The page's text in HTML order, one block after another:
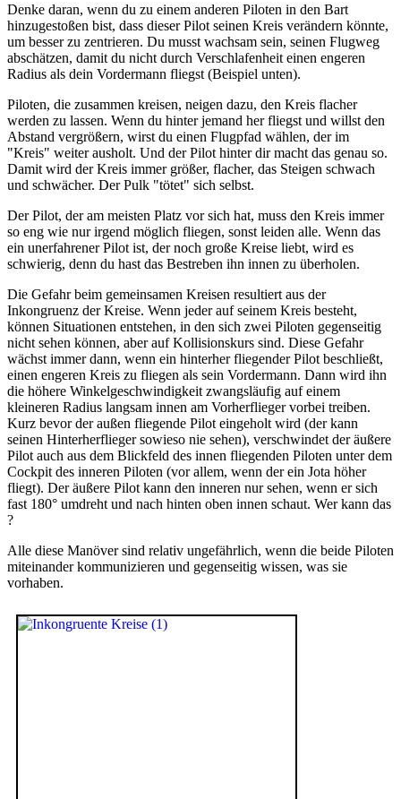
Denke daran, wenn du zu einem anderen Piloten in den Bart
hinzugestoßen bist, dass dieser Pilot seinen Kreis verändern könnte,
um besser zu zentrieren. Du musst wachsam sein, seinen Flugweg
abschätzen, damit du nicht durch Verschlafenheit einen engeren
Radius als dein Vordermann fliegst (Beispiel unten).
Piloten, die zusammen kreisen, neigen dazu, den Kreis flacher
werden zu lassen. Wenn du hinter jemand her fliegst und willst den
Abstand vergrößern, wirst du einen Flugpfad wählen, der im
"Kreis" weiter ausholt. Und der Pilot hinter dir macht das genau so.
Damit wird der Kreis immer größer, flacher, das Steigen schwach
und schwächer. Der Pulk "tötet" sich selbst.
Der Pilot, der am meisten Platz vor sich hat, muss den Kreis immer
so eng wie nur irgend möglich fliegen, sonst leiden alle. Wenn das
ein unerfahrener Pilot ist, der noch große Kreise liebt, wird es
schwierig, denn du hast das Bestreben ihn innen zu überholen.
Die Gefahr beim gemeinsamen Kreisen resultiert aus der
Inkongruenz der Kreise. Wenn jeder auf seinem Kreis besteht,
können Situationen entstehen, in den sich zwei Piloten gegenseitig
nicht sehen können, aber auf Kollisionskurs sind. Diese Gefahr
wächst immer dann, wenn ein hinterher fliegender Pilot beschließt,
einen engeren Kreis zu fliegen als sein Vordermann. Dann wird ihn
die höhere Winkelgeschwindigkeit zwangsläufig auf einem
kleineren Radius langsam innen am Vorherflieger vorbei treiben.
Kurz bevor der außen fliegende Pilot eingeholt wird (der kann
seinen Hinterherflieger sowieso nie sehen), verschwindet der äußere
Pilot auch aus dem Blickfeld des innen fliegenden Piloten unter dem
Cockpit des inneren Piloten (vor allem, wenn der ein Jota höher
fliegt). Der äußere Pilot kann den inneren nur sehen, wenn er sich
fast 180° umdreht und nach hinten oben innen schaut. Wer kann das
?
Alle diese Manöver sind relativ ungefährlich, wenn die beide Piloten
miteinander kommunizieren und gegenseitig wissen, was sie
vorhaben.